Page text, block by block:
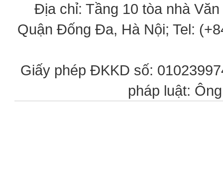
Địa chỉ: Tầng 10 tòa nhà
Quận Đống Đa, Hà Nội; Tel:
Giấy phép ĐKKD số:
pháp luật: